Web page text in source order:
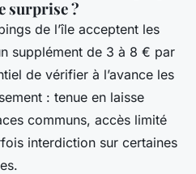
surprise ?
de l’île acceptent les
supplément de 3 à 8 € par
de vérifier à l’avance les
: tenue en laisse
communs, accès limité
interdiction sur certaines